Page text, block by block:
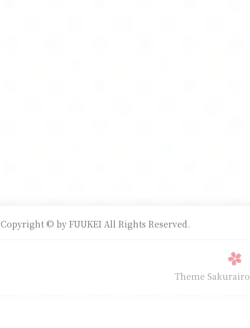
Copyright © by FUUKEI All Rights Reserved.
Theme Sakurairo